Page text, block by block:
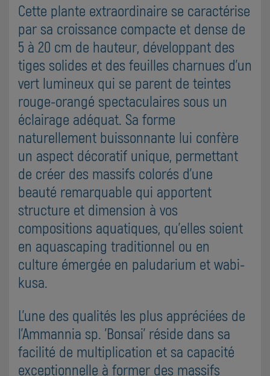
Cette plante extraordinaire se caractérise
par sa croissance compacte et dense de
5 à 20 cm de hauteur, développant des
tiges solides et des feuilles charnues d'un
vert lumineux qui se parent de teintes
rouge-orangé spectaculaires sous un
éclairage adéquat. Sa forme
naturellement buissonnante lui confère
un aspect décoratif unique, permettant
de créer des massifs colorés d'une
beauté remarquable qui apportent
structure et dimension à vos
compositions aquatiques, qu'elles soient
en aquascaping traditionnel ou en
culture émergée en paludarium et wabi-
kusa.
L'une des qualités les plus appréciées de
l'Ammannia sp. 'Bonsai' réside dans sa
facilité de multiplication et sa capacité
exceptionnelle à former des massifs